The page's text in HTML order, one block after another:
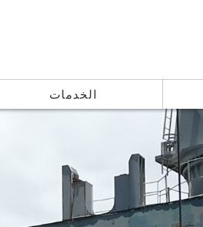
الخدمات